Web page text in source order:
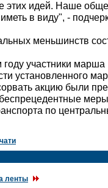
этих идей. Наше
в виду", -
меньшинств
участники
установленного
акцию были
по
ленты